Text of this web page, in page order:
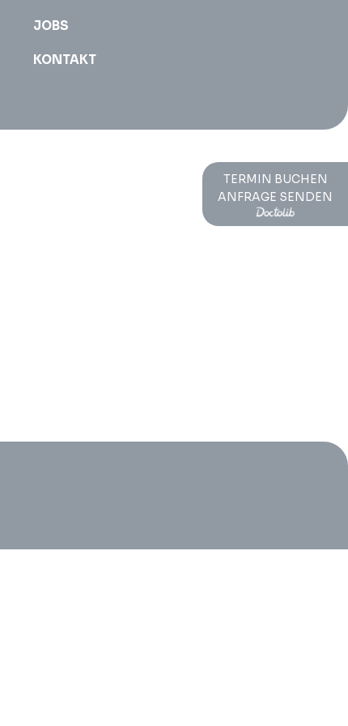
JOBS
KONTAKT
TERMIN BUCHEN
ANFRAGE SENDEN